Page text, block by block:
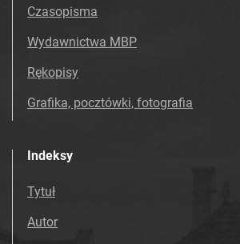
Tarnowskie Azoty : tygodnik
Tarnowskie Azoty : tygodnik
Azotowych w Tarnowie. 1990, nr
Azotowych w Tarnowie. 1990, nr
Azotowych w Tarnowie. 1990, nr
Mościcach. 1991
Czasopisma
Wydawnictwa MBP
Rękopisy
Grafika, pocztówki, fotografia
Indeksy
Tytuł
Autor